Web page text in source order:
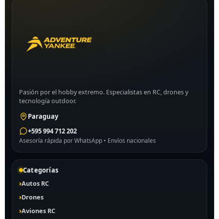
Pasión por el hobby extremo. Especialistas en RC, drones y
tecnología outdoor.
Paraguay
+595 994 712 202
Asesoría rápida por WhatsApp • Envíos nacionales
Categorías
Autos RC
Drones
Aviones RC